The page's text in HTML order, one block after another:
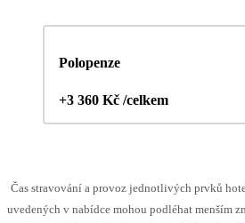
Polopenze
+3 360 Kč /celkem
Čas stravování a provoz jednotlivých prvků
uvedených v nabídce mohou podléhat menším